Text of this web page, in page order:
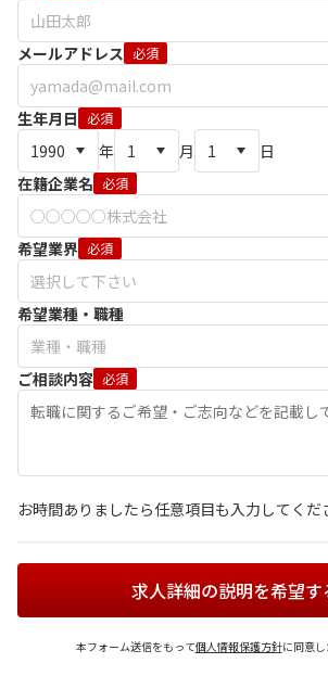
メールアドレス 必須
生年月日 必須
年 月
日
在籍企業名 必須
希望業界 必須
希望業種・職種
ご相談内容 必須
お時間ありましたら任意項目も入力してくだ
求人詳細の説明を希望す
本フォーム送信をもって個人情報保護方針に同意し